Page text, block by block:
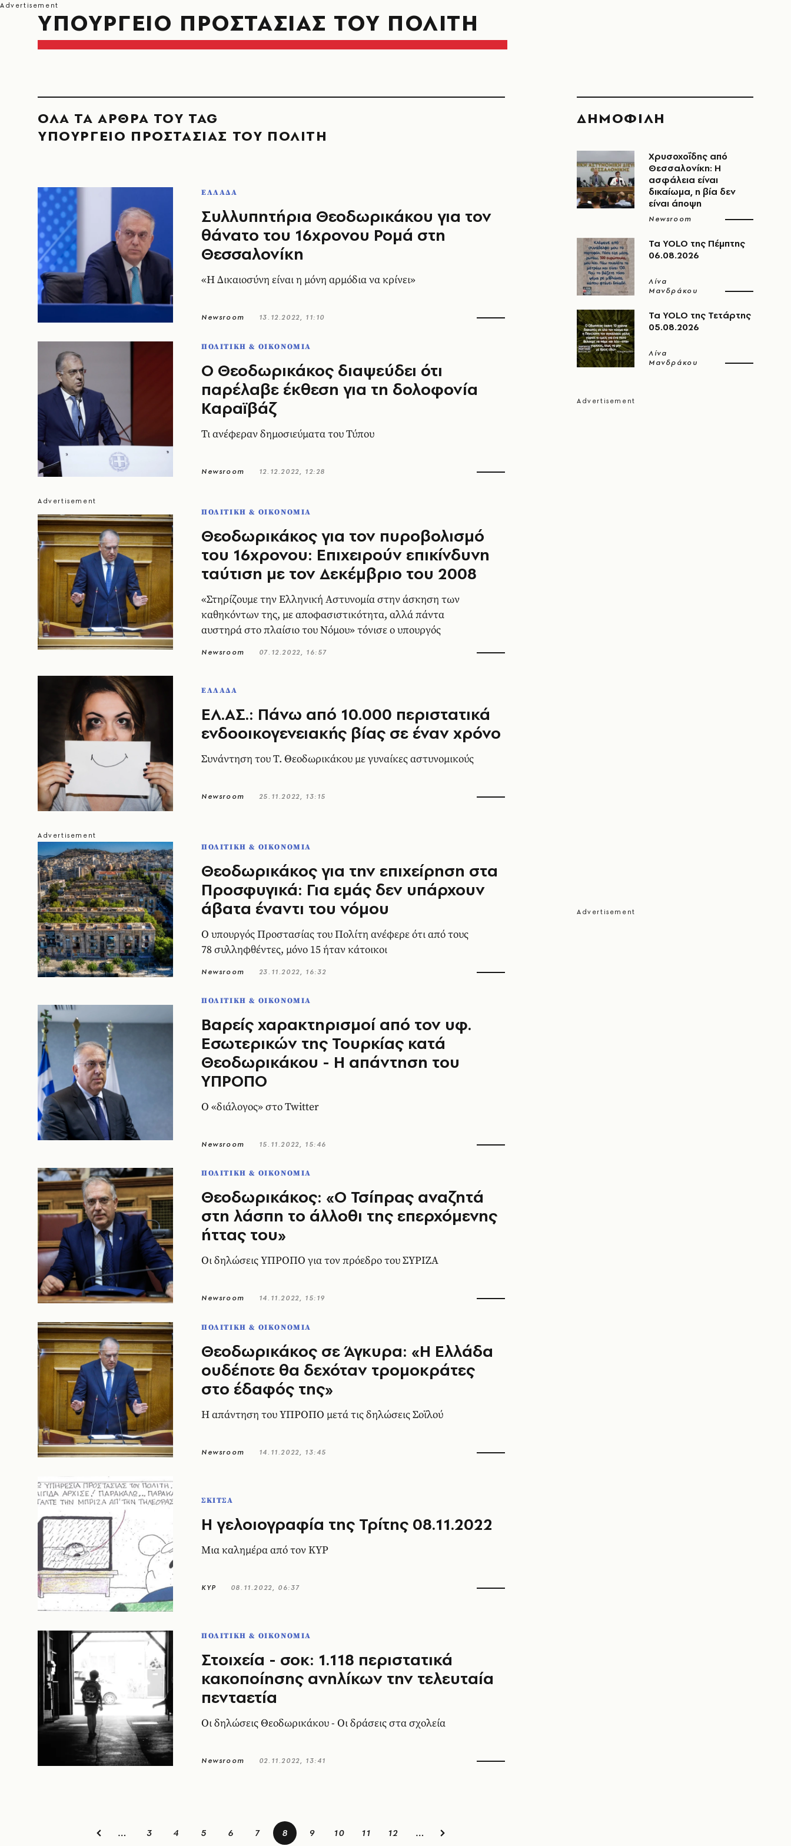
ΥΠΟΥΡΓΕΙΟ ΠΡΟΣΤΑΣΙΑΣ ΤΟΥ ΠΟΛΙΤΗ
ΟΛΑ ΤΑ ΑΡΘΡΑ ΤΟΥ TAG
ΥΠΟΥΡΓΕΙΟ ΠΡΟΣΤΑΣΙΑΣ ΤΟΥ ΠΟΛΙΤΗ
ΕΛΛΑΔΑ
Συλλυπητήρια Θεοδωρικάκου για τον
θάνατο του 16χρονου Ρομά στη
Θεσσαλονίκη
«Η Δικαιοσύνη είναι η μόνη αρμόδια να κρίνει»
Newsroom 13.12.2022, 11:10
ΠΟΛΙΤΙΚΗ & ΟΙΚΟΝΟΜΙΑ
Ο Θεοδωρικάκος διαψεύδει ότι
παρέλαβε έκθεση για τη δολοφονία
Καραϊβάζ
Τι ανέφεραν δημοσιεύματα του Τύπου
Newsroom 12.12.2022, 12:28
ΠΟΛΙΤΙΚΗ & ΟΙΚΟΝΟΜΙΑ
Θεοδωρικάκος για τον πυροβολισμό
του 16χρονου: Επιχειρούν επικίνδυνη
ταύτιση με τον Δεκέμβριο του 2008
«Στηρίζουμε την Ελληνική Αστυνομία στην άσκηση των
καθηκόντων της, με αποφασιστικότητα, αλλά πάντα
αυστηρά στο πλαίσιο του Νόμου» τόνισε ο υπουργός
Newsroom 07.12.2022, 16:57
ΕΛΛΑΔΑ
ΕΛ.ΑΣ.: Πάνω από 10.000 περιστατικά
ενδοοικογενειακής βίας σε έναν χρόνο
Συνάντηση του Τ. Θεοδωρικάκου με γυναίκες αστυνομικούς
Newsroom 25.11.2022, 13:15
ΠΟΛΙΤΙΚΗ & ΟΙΚΟΝΟΜΙΑ
Θεοδωρικάκος για την επιχείρηση στα
Προσφυγικά: Για εμάς δεν υπάρχουν
άβατα έναντι του νόμου
Ο υπουργός Προστασίας του Πολίτη ανέφερε ότι από τους
78 συλληφθέντες, μόνο 15 ήταν κάτοικοι
Newsroom 23.11.2022, 16:32
ΠΟΛΙΤΙΚΗ & ΟΙΚΟΝΟΜΙΑ
Βαρείς χαρακτηρισμοί από τον υφ.
Εσωτερικών της Τουρκίας κατά
Θεοδωρικάκου - Η απάντηση του
ΥΠΡΟΠΟ
Ο «διάλογος» στο Twitter
Newsroom 15.11.2022, 15:46
ΠΟΛΙΤΙΚΗ & ΟΙΚΟΝΟΜΙΑ
Θεοδωρικάκος: «Ο Τσίπρας αναζητά
στη λάσπη το άλλοθι της επερχόμενης
ήττας του»
Οι δηλώσεις ΥΠΡΟΠΟ για τον πρόεδρο του ΣΥΡΙΖΑ
Newsroom 14.11.2022, 15:19
ΠΟΛΙΤΙΚΗ & ΟΙΚΟΝΟΜΙΑ
Θεοδωρικάκος σε Άγκυρα: «Η Ελλάδα
ουδέποτε θα δεχόταν τρομοκράτες
στο έδαφός της»
Η απάντηση του ΥΠΡΟΠΟ μετά τις δηλώσεις Σοϊλού
Newsroom 14.11.2022, 13:45
ΣΚΙΤΣΑ
Η γελοιογραφία της Τρίτης 08.11.2022
Μια καλημέρα από τον ΚΥΡ
ΚΥΡ 08.11.2022, 06:37
ΠΟΛΙΤΙΚΗ & ΟΙΚΟΝΟΜΙΑ
Στοιχεία - σοκ: 1.118 περιστατικά
κακοποίησης ανηλίκων την τελευταία
πενταετία
Οι δηλώσεις Θεοδωρικάκου - Οι δράσεις στα σχολεία
Newsroom 02.11.2022, 13:41
… 3 4 5 6 7 8 9 10 11 12 …
ΔΗΜΟΦΙΛΗ
Χρυσοχοΐδης από
Θεσσαλονίκη: Η
ασφάλεια είναι
δικαίωμα, η βία δεν
είναι άποψη
Newsroom
Τα YOLO της Πέμπτης
06.08.2026
Λίνα
Μανδράκου
Τα YOLO της Τετάρτης
05.08.2026
Λίνα
Μανδράκου